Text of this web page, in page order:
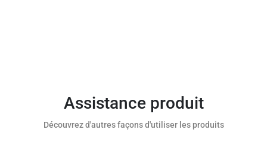
Assistance produit
Découvrez d'autres façons d'utiliser les produits